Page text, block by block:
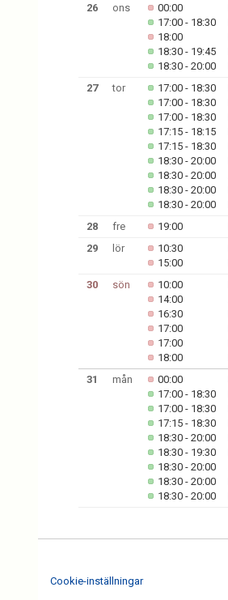
26
ons 00:00
17:00 - 18:30
18:00
18:30 - 19:45
18:30 - 20:00
27
tor 17:00 - 18:30
17:00 - 18:30
17:00 - 18:30
17:15 - 18:15
17:15 - 18:30
18:30 - 20:00
18:30 - 20:00
18:30 - 20:00
18:30 - 20:00
28
fre 19:00
29
lör 10:30
15:00
30
sön 10:00
14:00
16:30
17:00
17:00
18:00
31
mån 00:00
17:00 - 18:30
17:00 - 18:30
17:15 - 18:30
18:30 - 20:00
18:30 - 19:30
18:30 - 20:00
18:30 - 20:00
18:30 - 20:00
Cookie-inställningar